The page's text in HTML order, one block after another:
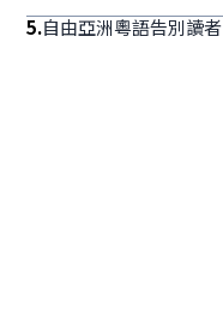
5.自由亞洲粵語告別讀者